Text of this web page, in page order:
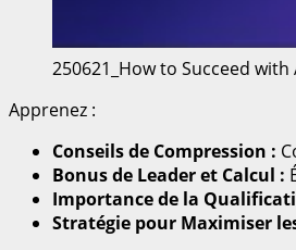
250621_How to Succeed with
Apprenez :
Conseils de Compression :
Bonus de Leader et Calcul :
Importance de la
Stratégie pour Maximiser